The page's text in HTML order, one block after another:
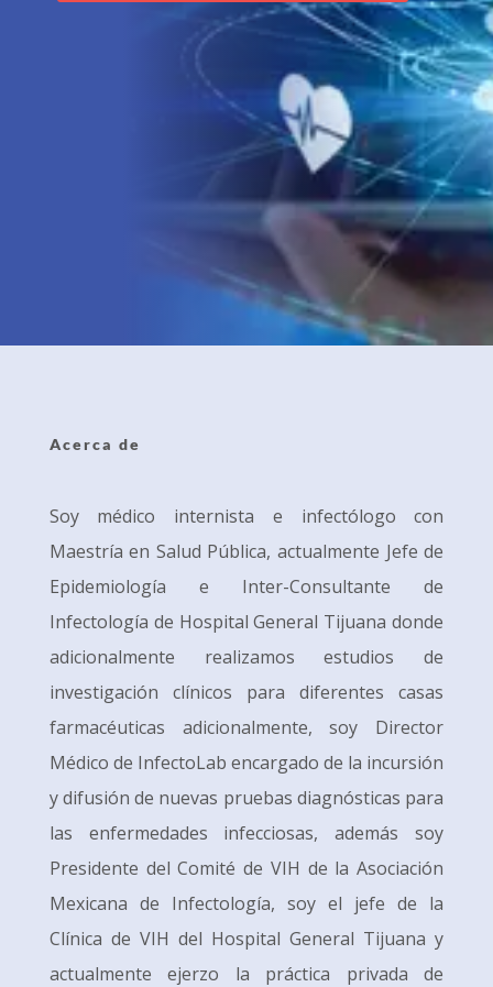
Acerca de
Soy médico internista e infectólogo con
Maestría en Salud Pública, actualmente Jefe de
Epidemiología e Inter-Consultante de
Infectología de Hospital General Tijuana donde
adicionalmente realizamos estudios de
investigación clínicos para diferentes casas
farmacéuticas adicionalmente, soy Director
Médico de InfectoLab encargado de la incursión
y difusión de nuevas pruebas diagnósticas para
las enfermedades infecciosas, además soy
Presidente del Comité de VIH de la Asociación
Mexicana de Infectología, soy el jefe de la
Clínica de VIH del Hospital General Tijuana y
actualmente ejerzo la práctica privada de